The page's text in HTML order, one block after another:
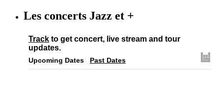
Les concerts Jazz et +
Track to get concert, live stream and tour
updates.
Upcoming Dates Past Dates